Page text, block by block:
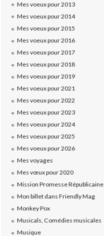
Mes voeux pour 2013
Mes voeux pour 2014
Mes voeux pour 2015
Mes voeux pour 2016
Mes voeux pour 2017
Mes voeux pour 2018
Mes voeux pour 2019
Mes voeux pour 2021
Mes voeux pour 2022
Mes voeux pour 2023
Mes voeux pour 2024
Mes voeux pour 2025
Mes voeux pour 2026
Mes voyages
Mes vœux pour 2020
Mission Promesse Républicaine
Mon billet dans Friendly Mag
Monkey Pox
Musicals, Comédies musicales
Musique